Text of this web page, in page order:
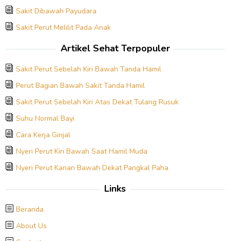
Sakit Dibawah Payudara
Sakit Perut Melilit Pada Anak
Artikel Sehat Terpopuler
Sakit Perut Sebelah Kiri Bawah Tanda Hamil
Perut Bagian Bawah Sakit Tanda Hamil
Sakit Perut Sebelah Kiri Atas Dekat Tulang Rusuk
Suhu Normal Bayi
Cara Kerja Ginjal
Nyeri Perut Kiri Bawah Saat Hamil Muda
Nyeri Perut Kanan Bawah Dekat Pangkal Paha
Links
Beranda
About Us